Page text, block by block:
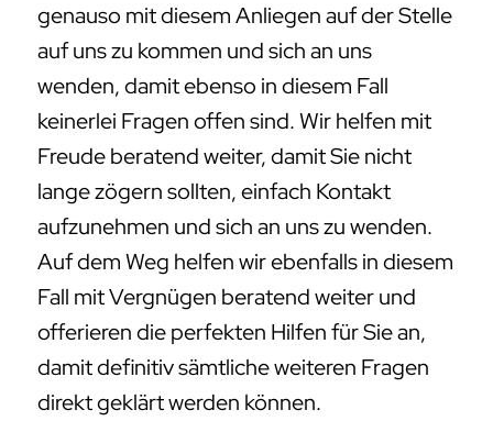
genauso mit diesem Anliegen auf der Stelle
auf uns zu kommen und sich an uns
wenden, damit ebenso in diesem Fall
keinerlei Fragen offen sind. Wir helfen mit
Freude beratend weiter, damit Sie nicht
lange zögern sollten, einfach Kontakt
aufzunehmen und sich an uns zu wenden.
Auf dem Weg helfen wir ebenfalls in diesem
Fall mit Vergnügen beratend weiter und
offerieren die perfekten Hilfen für Sie an,
damit definitiv sämtliche weiteren Fragen
direkt geklärt werden können.